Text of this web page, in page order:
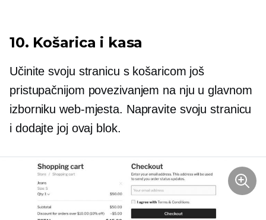
10. Košarica i kasa
Učinite svoju stranicu s košaricom još
pristupačnijom povezivanjem na nju u glavnom
izborniku web-mjesta. Napravite svoju stranicu
i dodajte joj ovaj blok.